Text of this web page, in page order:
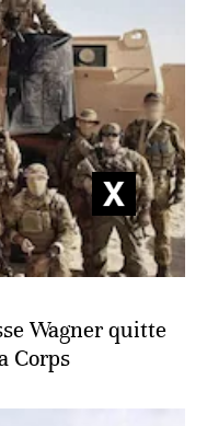
Wagner quitte
Corps